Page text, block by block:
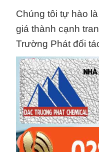
Chúng tôi tự hào
giá thành cạnh
Trường Phát đối